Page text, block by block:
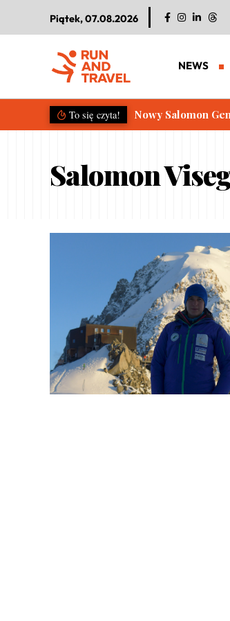
Piątek, 07.08.2026
NEWS
To się czyta! Nowy Salomon
Salomon